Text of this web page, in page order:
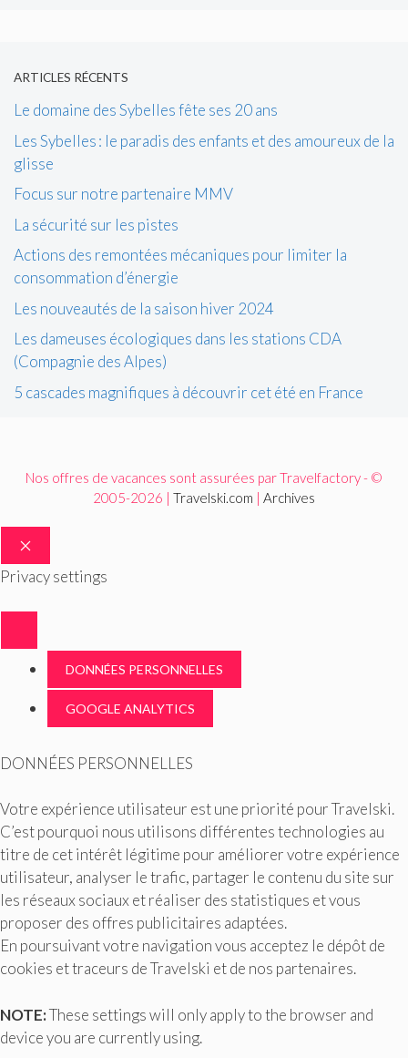
ARTICLES RÉCENTS
Le domaine des Sybelles fête ses 20 ans
Les Sybelles : le paradis des enfants et des amoureux de la
glisse
Focus sur notre partenaire MMV
La sécurité sur les pistes
Actions des remontées mécaniques pour limiter la
consommation d’énergie
Les nouveautés de la saison hiver 2024
Les dameuses écologiques dans les stations CDA
(Compagnie des Alpes)
5 cascades magnifiques à découvrir cet été en France
Nos offres de vacances sont assurées par Travelfactory - ©
2005-2026 | Travelski.com | Archives
FERMER
Privacy settings
DONNÉES PERSONNELLES
GOOGLE ANALYTICS
DONNÉES PERSONNELLES
Votre expérience utilisateur est une priorité pour Travelski.
C’est pourquoi nous utilisons différentes technologies au
titre de cet intérêt légitime pour améliorer votre expérience
utilisateur, analyser le trafic, partager le contenu du site sur
les réseaux sociaux et réaliser des statistiques et vous
proposer des offres publicitaires adaptées.
En poursuivant votre navigation vous acceptez le dépôt de
cookies et traceurs de Travelski et de nos partenaires.
NOTE:These settings will only apply to the browser and
device you are currently using.